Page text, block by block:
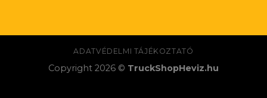
ADATVÉDELMI TÁJÉKOZTATÓ
Copyright 2026 © TruckShopHeviz.hu